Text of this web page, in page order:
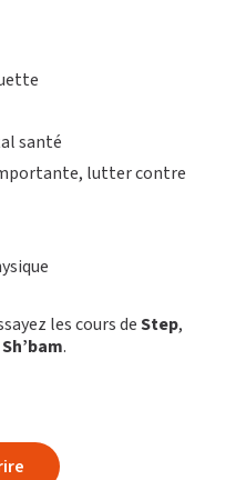
santé
lutter contre
les cours deStep,
Sh’bam.